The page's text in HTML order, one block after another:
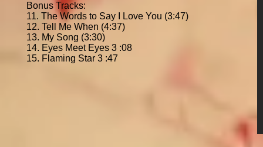
Bonus Tracks:
11. The Words to Say I Love You (3:47)
12. Tell Me When (4:37)
13. My Song (3:30)
14. Eyes Meet Eyes 3 :08
15. Flaming Star 3 :47